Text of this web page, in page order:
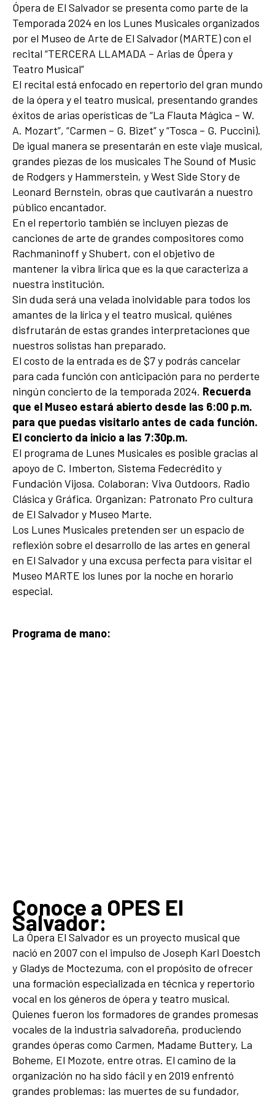
Ópera de El Salvador se presenta como parte de la
Temporada 2024 en los Lunes Musicales organizados
por el Museo de Arte de El Salvador (MARTE) con el
recital “TERCERA LLAMADA – Arias de Ópera y
Teatro Musical”
El recital está enfocado en repertorio del gran mundo
de la ópera y el teatro musical, presentando grandes
éxitos de arias operísticas de “La Flauta Mágica – W.
A. Mozart”, “Carmen – G. Bizet” y “Tosca – G. Puccini).
De igual manera se presentarán en este viaje musical,
grandes piezas de los musicales The Sound of Music
de Rodgers y Hammerstein, y West Side Story de
Leonard Bernstein, obras que cautivarán a nuestro
público encantador.
En el repertorio también se incluyen piezas de
canciones de arte de grandes compositores como
Rachmaninoff y Shubert, con el objetivo de
mantener la vibra lírica que es la que caracteriza a
nuestra institución.
Sin duda será una velada inolvidable para todos los
amantes de la lírica y el teatro musical, quiénes
disfrutarán de estas grandes interpretaciones que
nuestros solistas han preparado.
El costo de la entrada es de $7 y podrás cancelar
para cada función con anticipación para no perderte
ningún concierto de la temporada 2024. Recuerda
que el Museo estará abierto desde las 6:00 p.m.
para que puedas visitarlo antes de cada función.
El concierto da inicio a las 7:30p.m.
El programa de Lunes Musicales es posible gracias al
apoyo de C. Imberton, Sistema Fedecrédito y
Fundación Vijosa. Colaboran: Viva Outdoors, Radio
Clásica y Gráfica. Organizan: Patronato Pro cultura
de El Salvador y Museo Marte.
Los Lunes Musicales pretenden ser un espacio de
reflexión sobre el desarrollo de las artes en general
en El Salvador y una excusa perfecta para visitar el
Museo MARTE los lunes por la noche en horario
especial.
Programa de mano:
Conoce a OPES El
Salvador:
La Ópera El Salvador es un proyecto musical que
nació en 2007 con el impulso de Joseph Karl Doestch
y Gladys de Moctezuma, con el propósito de ofrecer
una formación especializada en técnica y repertorio
vocal en los géneros de ópera y teatro musical.
Quienes fueron los formadores de grandes promesas
vocales de la industria salvadoreña, produciendo
grandes óperas como Carmen, Madame Buttery, La
Boheme, El Mozote, entre otras. El camino de la
organización no ha sido fácil y en 2019 enfrentó
grandes problemas: las muertes de su fundador,